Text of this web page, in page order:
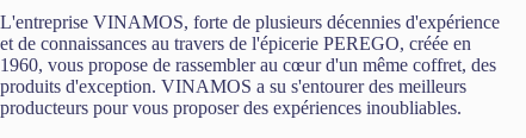
L'entreprise VINAMOS, forte de plusieurs décennies d'expérience
et de connaissances au travers de l'épicerie PEREGO, créée en
1960, vous propose de rassembler au cœur d'un même coffret, des
produits d'exception. VINAMOS a su s'entourer des meilleurs
producteurs pour vous proposer des expériences inoubliables.